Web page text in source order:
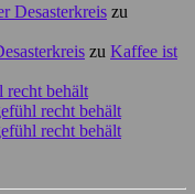
Desasterkreis zu
zu Kaffee ist
recht behält
recht behält
recht behält